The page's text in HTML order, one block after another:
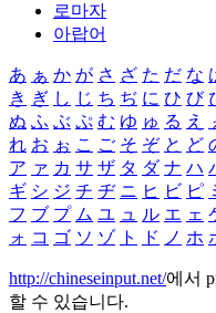
로마자
아랍어
あ ぁ か が さ ざ た だ な
き ぎ し じ ち ぢ に ひ び
ぬ ふ ぶ ぷ む ゆ ゅ る え
れ お ぉ こ ご そ ぞ と ど
ア ァ カ サ ザ タ ダ ナ ハ
ギ シ ジ チ ヂ ニ ヒ ビ ピ
フ ブ プ ム ユ ュ ル エ ェ
ォ コ ゴ ソ ゾ ト ド ノ ホ
http://chineseinput.net/에서
할 수 있습니다.